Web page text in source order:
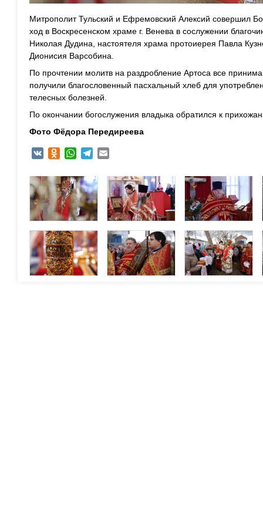
Митрополит Тульский и Ефремовский Алексий совершил
ход в Воскресенском храме г. Венева в сослужении
Николая Дудина, настоятеля храма протоиерея Павла
Дионисия Варсобина.
По прочтении молитв на раздробление Артоса все
получили благословенный пасхальный хлеб для
телесных болезней.
По окончании богослужения владыка обратился к
Фото Фёдора Передиреева
VK Odnoklassniki
WhatsAppTelegram